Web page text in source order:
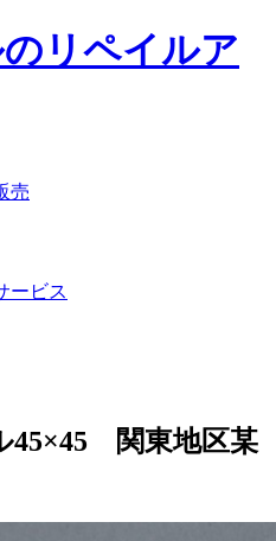
売
ービス
45×45 関東地区某